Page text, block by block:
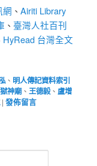
網 、Airiti Library
、 臺灣人社百刊
HyRead 台灣全文
、 明人傳記資料索引
獄神廟、王德毅、 盧增
|發佈留言